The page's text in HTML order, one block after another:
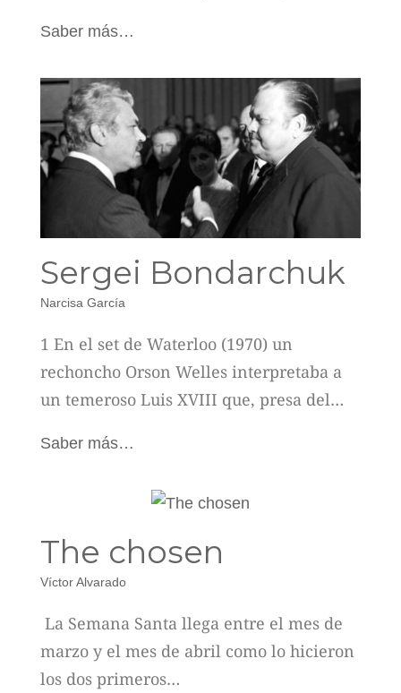
Saber más…
Sergei Bondarchuk
Narcisa García
1 En el set de Waterloo (1970) un
rechoncho Orson Welles interpretaba a
un temeroso Luis XVIII que, presa del…
Saber más…
The chosen
Víctor Alvarado
La Semana Santa llega entre el mes de
marzo y el mes de abril como lo hicieron
los dos primeros…